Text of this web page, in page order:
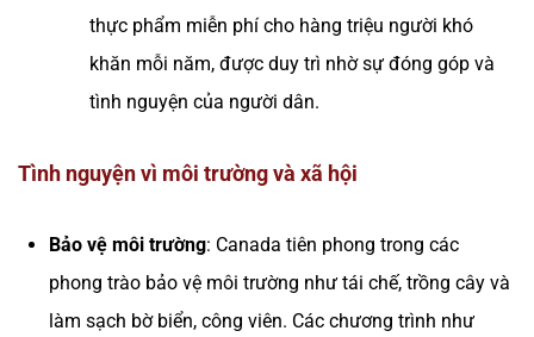
thực phẩm miễn phí cho hàng triệu người khó
khăn mỗi năm, được duy trì nhờ sự đóng góp và
tình nguyện của người dân.
Tình nguyện vì môi trường và xã hội
Bảo vệ môi trường: Canada tiên phong trong các
phong trào bảo vệ môi trường như tái chế, trồng cây và
làm sạch bờ biển, công viên. Các chương trình như